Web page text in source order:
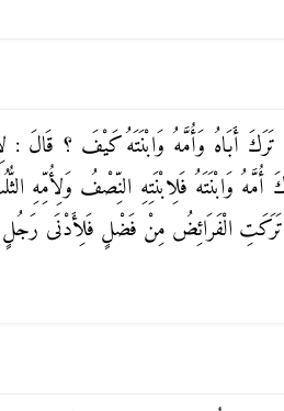
أَبَاهُ وَأُمَّهُ وَابْنَتَهُ كَيْفَ ؟ قَالَ :
فَلِابْنَتِهِ النِّصْفُ وَلِأُمِّهِ
تَرَكَتِ الْفَرَائِضُ مِنْ فَضْلٍ فَلِأَدْنَى رَجُلٍ